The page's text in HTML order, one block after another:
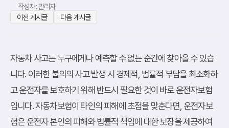
작성자: 관리자
이전 게시글
다음 게시글
자동차 사고는 누구에게나 예측할 수 없는 순간에 찾아올 수 있습
니다. 이러한 불의의 사고 발생 시 경제적, 법률적 부담을 최소화하
고 운전자를 보호하기 위해 반드시 필요한 것이 바로 운전자보험
입니다. 자동차보험이 타인의 피해에 초점을 맞춘다면, 운전자보
험은 운전자 본인의 피해와 법률적 책임에 대한 보장을 제공하여